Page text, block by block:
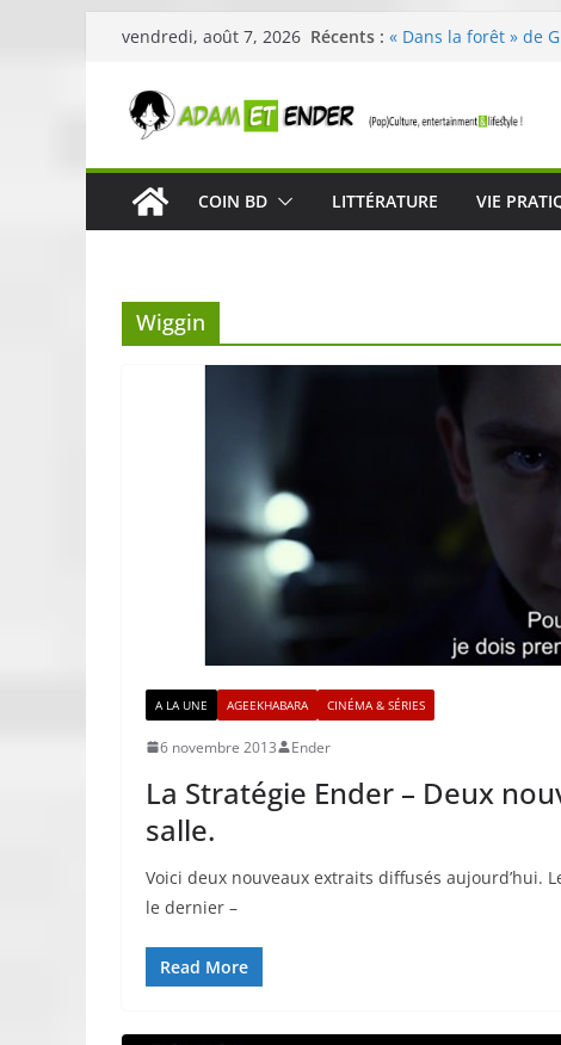
Passer
contenu
vendredi, août 7, 2026 Récents : « Dans la forêt » de
Célestin en concert :
« In The Beginning
néoclassique de
Skullcandy dévoile
COIN BD LITTÉRATURE VIE
Wiggin
A LA UNE AGEEKHABARA CINÉMA & SÉRIES
6 novembre 2013 Ender
La Stratégie Ender – Deux
salle.
Voici deux nouveaux extraits diffusés aujourd’hui.
le dernier –
Read More